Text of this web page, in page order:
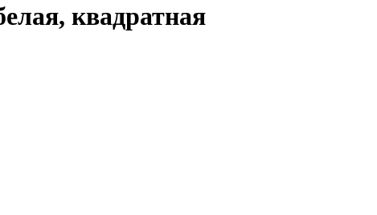
квадратная